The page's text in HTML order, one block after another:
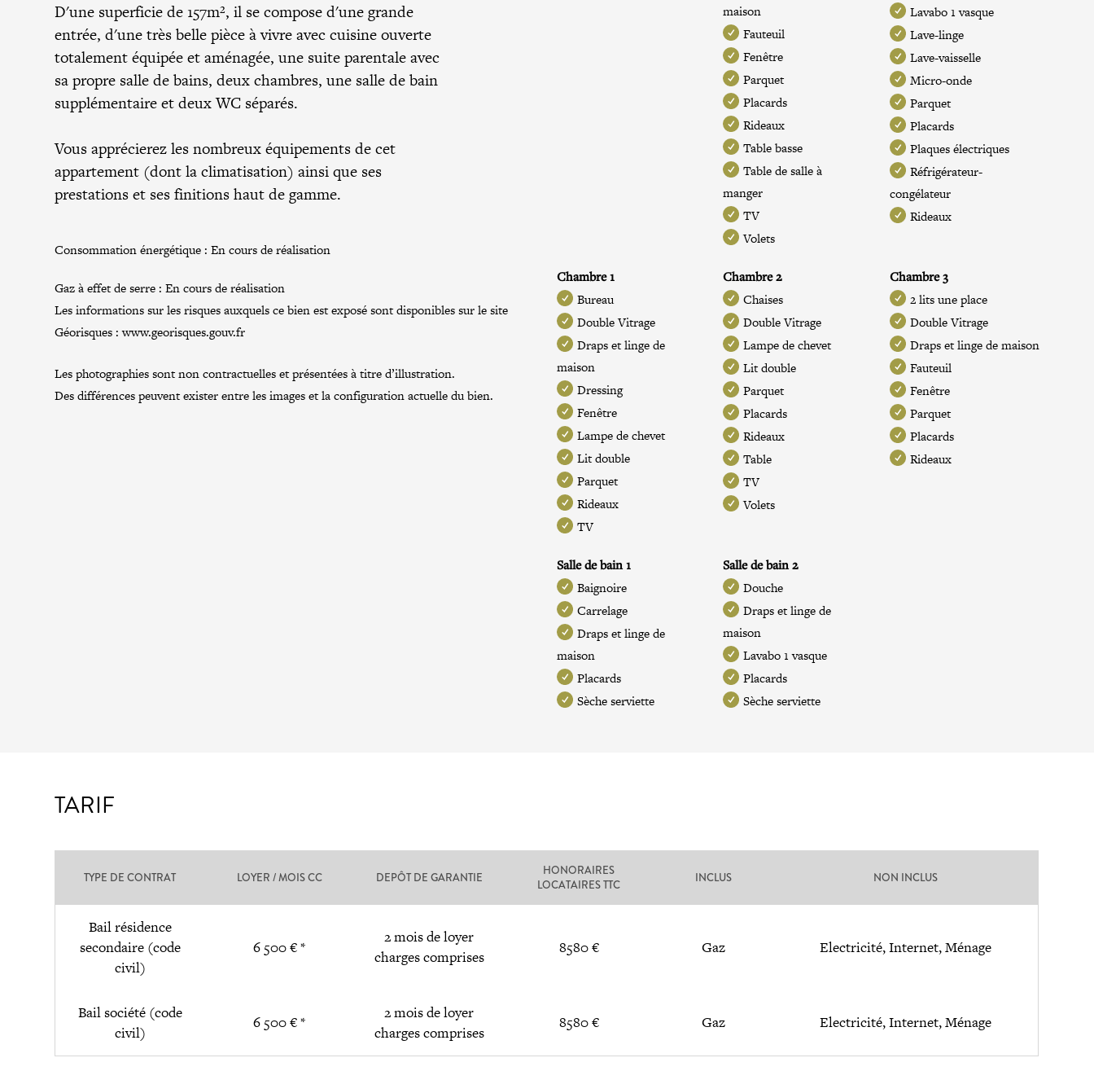
D'une superficie de 157m², il se compose d'une grande
entrée, d'une très belle pièce à vivre avec cuisine ouverte
totalement équipée et aménagée, une suite parentale avec
sa propre salle de bains, deux chambres, une salle de bain
supplémentaire et deux WC séparés.
Vous apprécierez les nombreux équipements de cet
appartement (dont la climatisation) ainsi que ses
prestations et ses finitions haut de gamme.
Consommation énergétique :En cours de réalisation
Gaz à effet de serre :En cours de réalisation
Les informations sur les risques auxquels ce bien est exposé sont disponibles sur le site
Géorisques :www.georisques.gouv.fr
Les photographies sont non contractuelles et présentées à titre d’illustration.
Des différences peuvent exister entre les images et la configuration actuelle du bien.
maison
Fauteuil
Fenêtre
Parquet
Placards
Rideaux
Table basse
Table de salle à
manger
TV
Volets
Lavabo 1 vasque
Lave-linge
Lave-vaisselle
Micro-onde
Parquet
Placards
Plaques électriques
Réfrigérateur-
congélateur
Rideaux
Chambre 1
Bureau
Double Vitrage
Draps et linge de
maison
Dressing
Fenêtre
Lampe de chevet
Lit double
Parquet
Rideaux
TV
Chambre 2
Chaises
Double Vitrage
Lampe de chevet
Lit double
Parquet
Placards
Rideaux
Table
TV
Volets
Chambre 3
2 lits une place
Double Vitrage
Draps et linge de maison
Fauteuil
Fenêtre
Parquet
Placards
Rideaux
Salle de bain 1
Baignoire
Carrelage
Draps et linge de
maison
Placards
Sèche serviette
Salle de bain 2
Douche
Draps et linge de
maison
Lavabo 1 vasque
Placards
Sèche serviette
TARIF
TYPE DE CONTRAT LOYER / MOIS CC DEPÔT DE GARANTIE
HONORAIRES
LOCATAIRES TTC
INCLUS NON INCLUS
Bail résidence
secondaire (code
civil)
6 500 € *
2 mois de loyer
charges comprises
8580 € Gaz Electricité, Internet, Ménage
Bail société (code
civil)
6 500 € *
2 mois de loyer
charges comprises
8580 € Gaz Electricité, Internet, Ménage